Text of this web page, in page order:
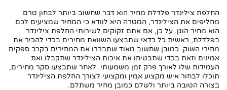
החלפת צילינדר פלדלת מחיר הוא דבר שחשוב ביותר לבחון טרם
מחליפים את הצילינדר, המטרה היא לוודא כי המחיר שמציעים לכם
הוא מחיר הוגן. על כן, אם אתם זקוקים לשירותי החלפת צילינדר
בפלדלת, ראשית כל כדאי שתבצעו השוואת מחירים בכדי להכיר את
מחירי השוק. כמובן שחשוב מאוד שתבררו את המחירים בקרב ספקים
אמינים וזאת בכדי שתבטיחו את איכות הצילינדר שתקבלו ואת
העמידות שלו לאורך פרק זמן משמעותי. לאחר שתבצעו סקר מחירים,
תוכלו לבחור איש מקצוע אמין ומקצועי לצורך החלפת הצילינדר
בצורה הטובה ביותר ולשלם כמובן מחיר משתלם.